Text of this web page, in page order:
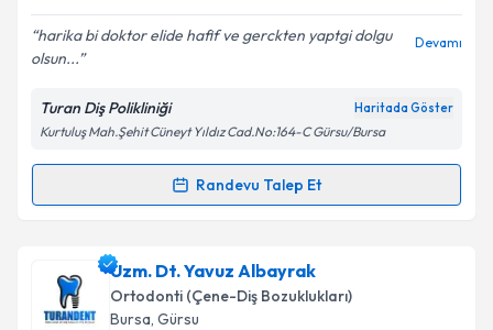
harika bi doktor elide hafif ve gerckten yaptgi dolgu
olsun...
Devamı
Turan Diş Polikliniği Haritada Göster
Kurtuluş Mah.Şehit Cüneyt Yıldız Cad.No:164-C Gürsu/Bursa
Randevu Talep Et
Randevu Takvimi Talebi
Dt. Süleyman Turaniçin randevu takvimi talebi
oluşturun. Size bu uzmandan randevu almanız için bir
takvim hazırlandığında e-posta ile bilgilendireceğiz.
Uzm. Dt. Yavuz Albayrak
Ortodonti (Çene-Diş Bozuklukları)
Bursa, Gürsu